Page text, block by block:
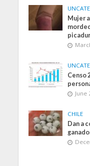
Mujer
Censo
June
CHILE
Dan a